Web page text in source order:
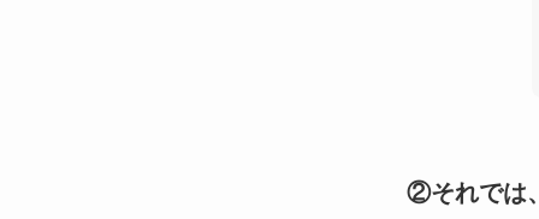
②それでは